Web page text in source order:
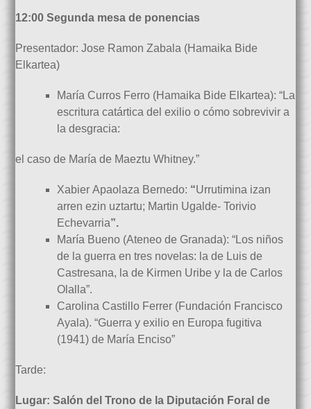
12:00 Segunda mesa de ponencias
Presentador: Jose Ramon Zabala (Hamaika Bide
Elkartea)
María Curros Ferro (Hamaika Bide Elkartea): “La
escritura catártica del exilio o cómo sobrevivir a
la desgracia:
el caso de María de Maeztu Whitney.”
Xabier Apaolaza Bernedo: “Urrutimina izan
arren ezin uztartu; Martin Ugalde- Torivio
Echevarria”.
María Bueno (Ateneo de Granada): “Los niños
de la guerra en tres novelas: la de Luis de
Castresana, la de Kirmen Uribe y la de Carlos
Olalla”.
Carolina Castillo Ferrer (Fundación Francisco
Ayala). “Guerra y exilio en Europa fugitiva
(1941) de María Enciso”
Tarde:
Lugar: Salón del Trono de la Diputación Foral de